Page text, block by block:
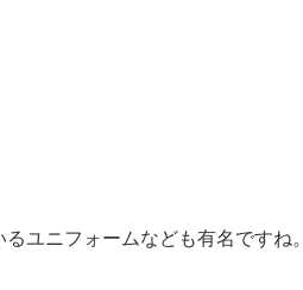
ユニフォームなども有名ですね。